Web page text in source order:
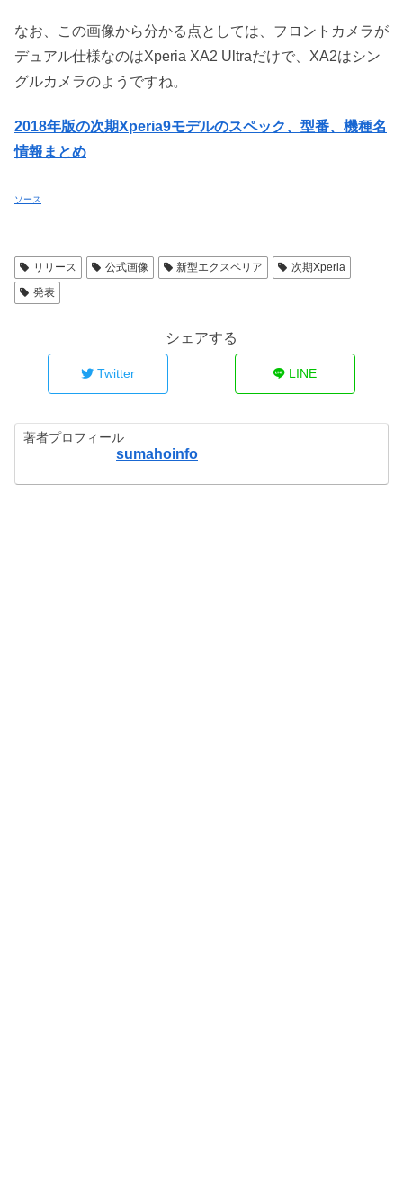
なお、この画像から分かる点としては、フロントカメラが
デュアル仕様なのはXperia XA2 Ultraだけで、XA2はシン
グルカメラのようですね。
2018年版の次期Xperia9モデルのスペック、型番、機種名
情報まとめ
ソース
リリース 公式画像 新型エクスペリア
次期Xperia
発表
シェアする
Twitter LINE
著者プロフィール
sumahoinfo